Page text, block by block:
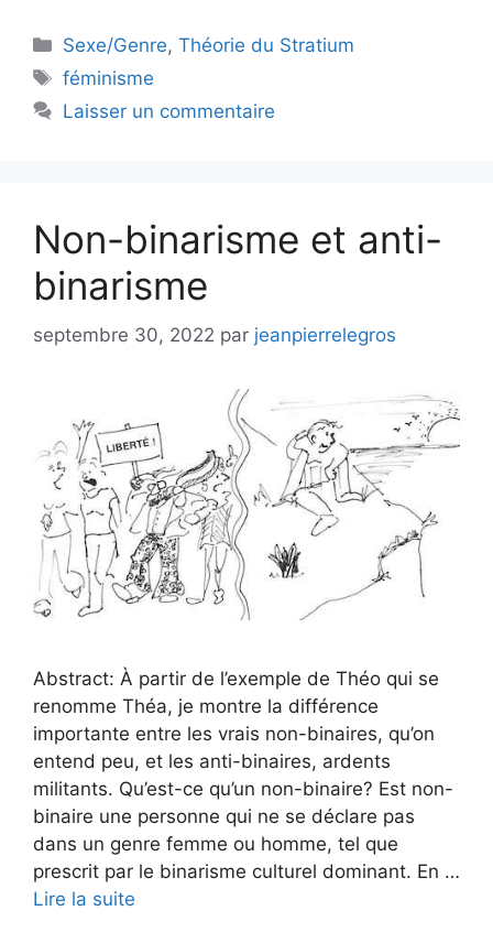
Catégories
Sexe/Genre,Théorie du Stratium
Étiquettes
féminisme
Laisser un commentaire
Non-binarisme et anti-
binarisme
septembre 30, 2022 par jeanpierrelegros
Abstract: À partir de l’exemple de Théo qui se
renomme Théa, je montre la différence
importante entre les vrais non-binaires, qu’on
entend peu, et les anti-binaires, ardents
militants. Qu’est-ce qu’un non-binaire? Est non-
binaire une personne qui ne se déclare pas
dans un genre femme ou homme, tel que
prescrit par le binarisme culturel dominant. En …
Lire la suite